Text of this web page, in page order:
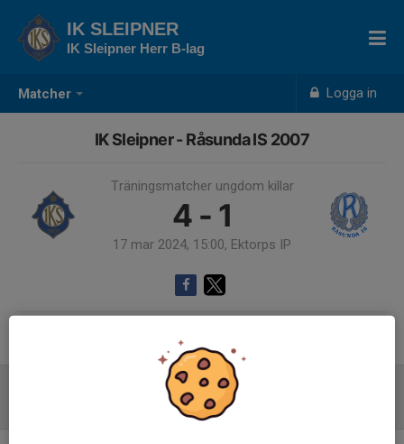
Matcher Logga in
IK SLEIPNER
IK Sleipner Herr B-lag
IK Sleipner - Råsunda IS 2007
Träningsmatcher ungdom killar
4 - 1
17 mar 2024, 15:00, Ektorps IP
Samling 14:00